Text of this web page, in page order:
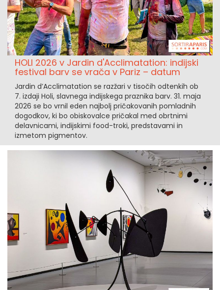
HOLI 2026 v Jardin d'Acclimatation: indijski
festival barv se vrača v Pariz – datum
Jardin d’Acclimatation se razžari v tisočih odtenkih ob
7. izdaji Holi, slavnega indijskega praznika barv. 31. maja
2026 se bo vrnil eden najbolj pričakovanih pomladnih
dogodkov, ki bo obiskovalce pričakal med obrtnimi
delavnicami, indijskimi food-troki, predstavami in
izmetom pigmentov.